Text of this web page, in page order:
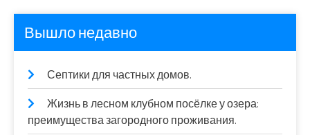
Вышло недавно
Септики для частных домов.
Жизнь в лесном клубном посёлке у озера:
преимущества загородного проживания.